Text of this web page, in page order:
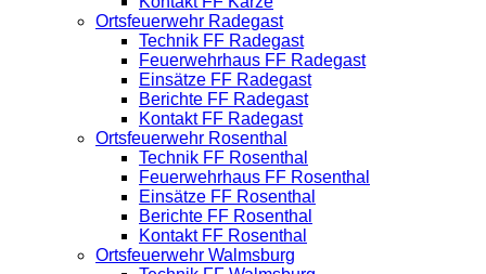
Ortsfeuerwehr Radegast
Technik FF Radegast
Feuerwehrhaus FF Radegast
Einsätze FF Radegast
Berichte FF Radegast
Kontakt FF Radegast
Ortsfeuerwehr Rosenthal
Technik FF Rosenthal
Feuerwehrhaus FF Rosenthal
Einsätze FF Rosenthal
Berichte FF Rosenthal
Kontakt FF Rosenthal
Ortsfeuerwehr Walmsburg